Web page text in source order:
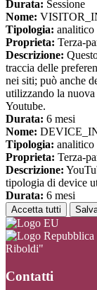
Durata: Sessione
Nome:
Tipologia: analitico
Proprieta: Terza-
Descrizione:
traccia delle
nei siti; può anche
utilizzando la
Youtube.
Durata: 6 mesi
Nome:
Tipologia: analitico
Proprieta: Terza-
Descrizione:
tipologia di device
Durata: 6 mesi
Accetta tutti
Riboldi"
Contatti